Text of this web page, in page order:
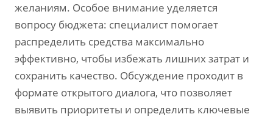
желаниям. Особое внимание уделяется
вопросу бюджета: специалист помогает
распределить средства максимально
эффективно‚ чтобы избежать лишних затрат и
сохранить качество. Обсуждение проходит в
формате открытого диалога‚ что позволяет
выявить приоритеты и определить ключевые